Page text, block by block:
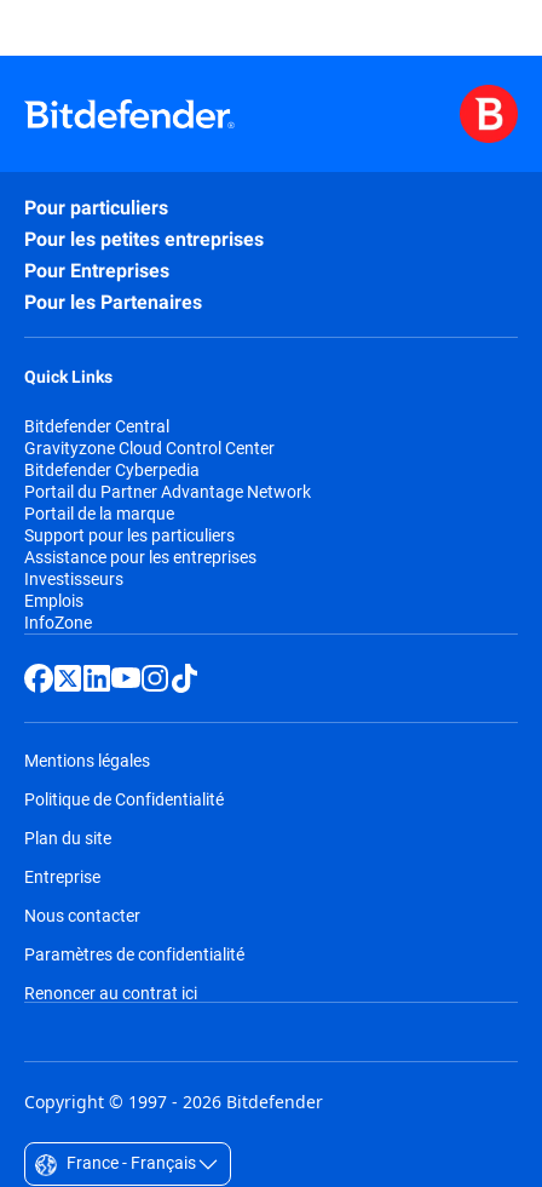
Pour particuliers
Pour les petites entreprises
Pour Entreprises
Pour les Partenaires
Quick Links
Bitdefender Central
Gravityzone Cloud Control Center
Bitdefender Cyberpedia
Portail du Partner Advantage Network
Portail de la marque
Support pour les particuliers
Assistance pour les entreprises
Investisseurs
Emplois
InfoZone
Mentions légales
Politique de Confidentialité
Plan du site
Entreprise
Nous contacter
Paramètres de confidentialité
Renoncer au contrat ici
Copyright © 1997 - 2026 Bitdefender
France - Français